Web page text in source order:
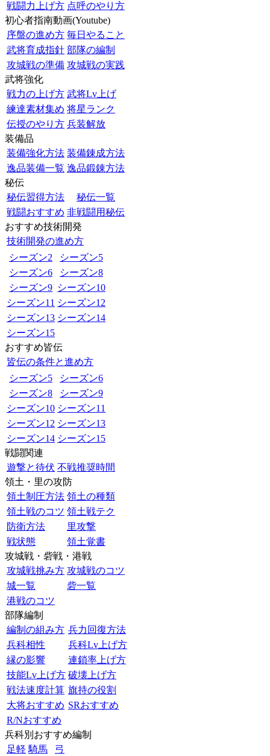
戦闘力上げ方 点呼のやり方
初心者指南動画(Youtube)
序盤の進め方 毎日やること
武将育成指針 部隊の編制
攻城戦の準備 攻城戦の実践
武将強化
戦力の上げ方 武将Lv上げ
練達素材集め 将星ランク
伝授のやり方 兵装解放
装備品
装備強化方法 装備錬成方法
逸品装備一覧 逸品鍛錬方法
秘伝
秘伝習得方法
秘伝一覧
戦闘おすすめ 非戦闘用秘伝
おすすめ技術開発
技術開発の進め方
シーズン2
シーズン5
シーズン6
シーズン8
シーズン9 シーズン10
シーズン11 シーズン12
シーズン13 シーズン14
シーズン15
おすすめ皆伝
皆伝の条件と進め方
シーズン5
シーズン6
シーズン8
シーズン9
シーズン10 シーズン11
シーズン12 シーズン13
シーズン14 シーズン15
戦闘関連
遊撃と待伏 不戦推奨時間
領土・里の攻防
領土制圧方法 領土の種類
領土戦のコツ 領土戦テク
防衛方法
里攻撃
戦状態
領土覚書
攻城戦・砦戦・港戦
攻城戦挑み方 攻城戦のコツ
城一覧
砦一覧
港戦のコツ
部隊編制
編制の組み方 兵力回復方法
兵科相性
兵科Lv上げ方
縁の影響
連鎖率上げ方
技能Lv上げ方 破壊上げ方
戦法速度計算 旗持の役割
大将おすすめ SRおすすめ
R/Nおすすめ
兵科別おすすめ編制
足軽 騎馬 弓